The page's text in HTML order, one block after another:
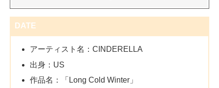
DATE
アーティスト名：CINDERELLA
出身：US
作品名：「Long Cold Winter」